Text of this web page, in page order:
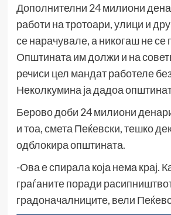
Дополнителни 24 милиони
работи на тротоари, улици и
се нарачувале, а никогаш не се
Општината им должи и на
речиси цел мандат работеле
Неколкумина ја дадоа
Берово доби 24 милиони
и тоа, смета Пеќевски, тешко
одблокира општината.
-Ова е спирала која нема крај.
граѓаните поради
градоначалниците, вели